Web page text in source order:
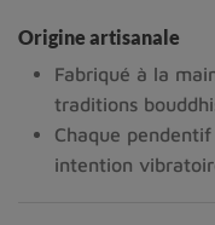
Origine artisanale
Fabriqué à la
traditions
Chaque
intention